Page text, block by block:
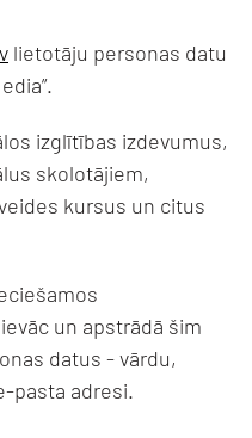
lietotāju personas datu
izglītības izdevumus,
skolotājiem,
kursus un citus
un apstrādā šim
datus - vārdu,
pasta adresi.